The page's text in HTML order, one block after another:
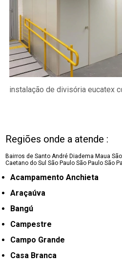
instalação de divisória eucatex
Regiões onde a atende :
Bairros de Santo André Diadema Maua
Caetano do SulSão Paulo São Paulo São
Acampamento Anchieta
Araçaúva
Bangú
Campestre
Campo Grande
Casa Branca